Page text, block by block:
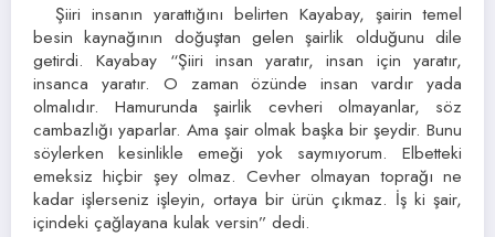
Şiiri insanın yarattığını belirten Kayabay, şairin temel
besin kaynağının doğuştan gelen şairlik olduğunu dile
getirdi. Kayabay “Şiiri insan yaratır, insan için yaratır,
insanca yaratır. O zaman özünde insan vardır yada
olmalıdır. Hamurunda şairlik cevheri olmayanlar, söz
cambazlığı yaparlar. Ama şair olmak başka bir şeydir. Bunu
söylerken kesinlikle emeği yok saymıyorum. Elbetteki
emeksiz hiçbir şey olmaz. Cevher olmayan toprağı ne
kadar işlerseniz işleyin, ortaya bir ürün çıkmaz. İş ki şair,
içindeki çağlayana kulak versin” dedi.